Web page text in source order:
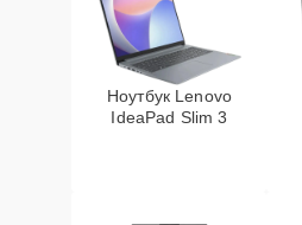
Ноутбук Lenovo
IdeaPad Slim 3